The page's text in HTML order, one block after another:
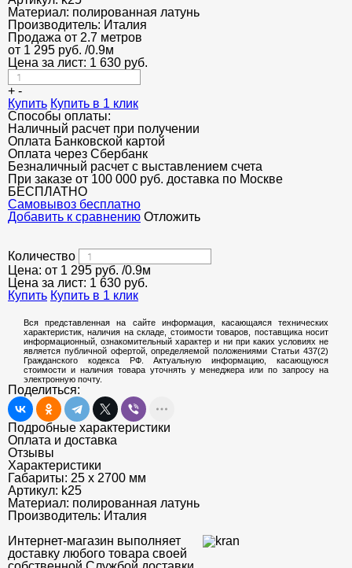
Т-образный профиль
Алюминиевые пороги
Полоса декоративная
АКЦИИ
НЕДОРОГОЙ МЕТАЛЛОПРОКАТ
КОНТЕЙНЕРЫ ДЛЯ УТИЛИЗАЦИИ
Материал: полированная латунь
Производитель: Италия
Продажа от 2.7 метров
от 1 295 руб. /0.9м
Цена за лист: 1 630 руб.
+ -
Купить Купить в 1 клик
Способы оплаты:
Наличный расчет при получении
Оплата Банковской картой
Оплата через Сбербанк
Безналичный расчет с выставлением счета
При заказе от 100 000 руб. доставка по Москве
БЕСПЛАТНО
Cамовывоз бесплатно
Добавить к сравнению Отложить
Количество
Цена: от 1 295 руб. /0.9м
Цена за лист: 1 630 руб.
Купить Купить в 1 клик
Вся представленная на сайте информация, касающаяся технических
характеристик, наличия на складе, стоимости товаров, поставщика носит
информационный, ознакомительный характер и ни при каких условиях не
является публичной офертой, определяемой положениями Статьи 437(2)
Гражданского кодекса РФ. Актуальную информацию, касающуюся
стоимости и наличия товара уточнять у менеджера или по запросу на
электронную почту.
Поделиться:
Подробные характеристики
Оплата и доставка
Отзывы
Характеристики
Габариты: 25 х 2700 мм
Артикул: k25
Материал: полированная латунь
Производитель: Италия
Интернет-магазин выполняет
доставку любого товара своей